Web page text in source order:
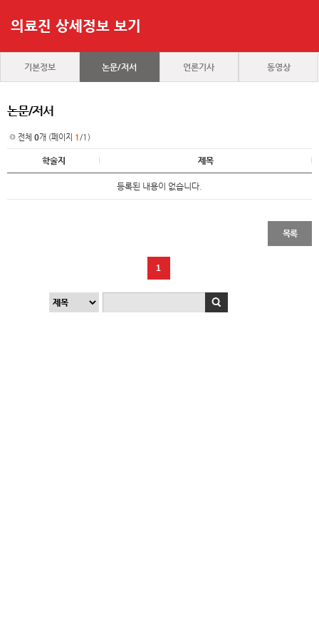
의료진 상세정보 보기
기본정보 논문/저서 언론기사 동영상
논문/저서
전체 0개 (페이지 1/1)
학술지 제목
등록된 내용이 없습니다.
목록
1